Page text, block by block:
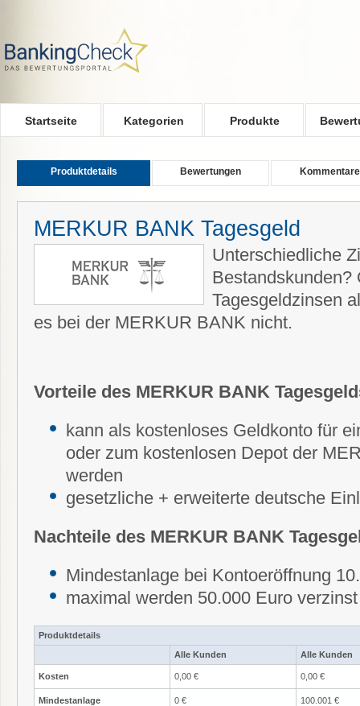
Startseite Kategorien Produkte
Produktdetails Bewertungen Kommentare
MERKUR BANK Tagesgeld
Unterschiedliche
Bestandskunden?
Tagesgeldzinsen
es bei der MERKUR BANK nicht.
Vorteile des MERKUR BANK
kann als kostenloses Geldkonto für
oder zum kostenlosen Depot der
werden
gesetzliche + erweiterte deutsche
Nachteile des MERKUR BANK
Mindestanlage bei Kontoeröffnung
maximal werden 50.000 Euro verzinst
Produktdetails
Alle Kunden
Alle Kunden
Kosten 0,00 € 0,00 €
Mindestanlage 0 € 100.001 €